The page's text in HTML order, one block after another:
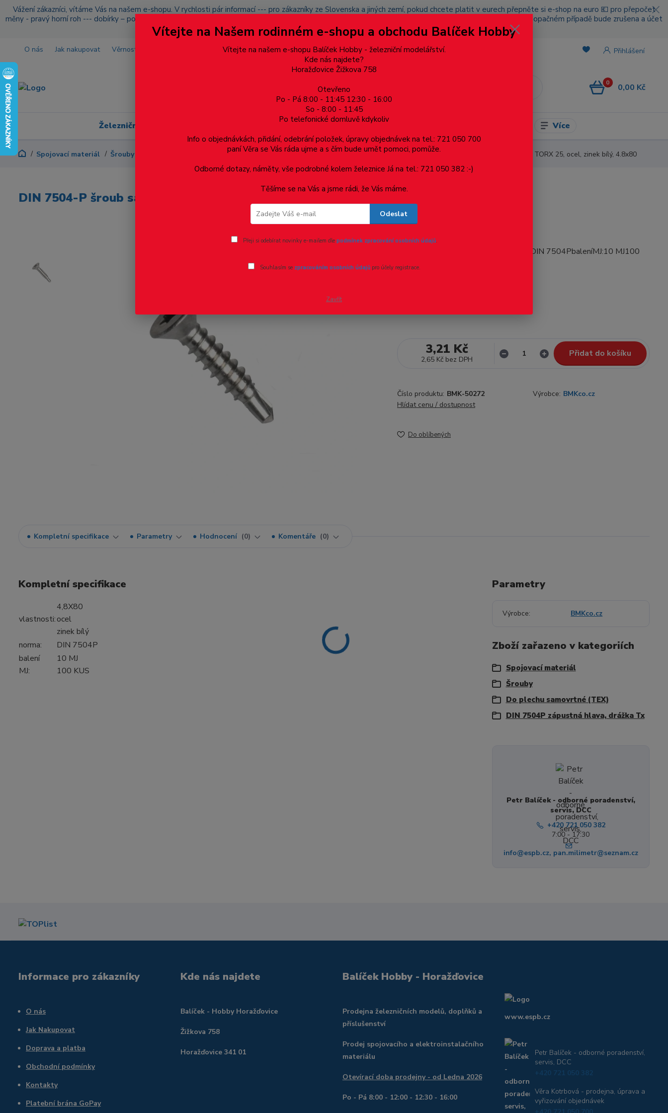
Vážení zákazníci, vítáme Vás na našem e-shopu. V rychlosti pár informací --- pro zákazníky ze Slovenska a jiných zemí, pokud chcete platit v eurech přepněte si e-shop na euro 💶 pro přepočet
měny - pravý horní roh --- dobírky – pokud si z nějakého důvodu zásilku nevyzvednete, bude po domluvě zaslána znovu s opětovnou platbou za poštovné, v opačném případě bude zrušena a účet
přidán na blacklist a rušeny následující objednávky.
O nás Jak nakupovat Věrnostní program Doprava a platba Více Přihlášení
0 0,00 Kč
Železniční modelářství Dárkové poukazy, upomínkové předměty Více
Spojovací materiál Šrouby Do plechu samovrtné (TEX) DIN 7504P zápustná hlava, drážka Tx DIN 7504-P šroub samovrtný, zápustná hlava, TORX 25, ocel, zinek bílý, 4.8x80
DIN 7504-P šroub samovrtný, zápustná hlava, TORX 25, ocel, zinek bílý, 4.8x80
Ohodnotit produkt
vlastnosti:4,8X80ocelzinek bílýnorma:DIN 7504PbaleníMJ:10 MJ100
KUScelý popis
3,21 Kč
2,65 Kč bez DPH
Přidat do košíku
Číslo produktu: BMK-50272 Výrobce: BMKco.cz
Hlídat cenu / dostupnost
Do oblíbených
Kompletní specifikace Parametry Hodnocení 0 Komentáře 0
Kompletní specifikace
vlastnosti:
4,8X80
ocel
zinek bílý
norma:
DIN 7504P
balení
MJ:
10 MJ
100 KUS
Parametry
Výrobce BMKco.cz
Zboží zařazeno v kategoriích
Spojovací materiál
Šrouby
Do plechu samovrtné (TEX)
DIN 7504P zápustná hlava, drážka Tx
Petr Balíček - odborné poradenství,
servis, DCC
+420 721 050 382
7:00 - 17:30
info@espb.cz, pan.milimetr@seznam.cz
Informace pro zákazníky
O nás
Jak Nakupovat
Doprava a platba
Obchodní podmínky
Kontakty
Platební brána GoPay
Kde nás najdete
Balíček - Hobby Horažďovice
Žižkova 758
Horažďovice 341 01
Balíček Hobby - Horažďovice
Prodejna železničních modelů, doplňků a
příslušenství
Prodej spojovacího a elektroinstalačního
materiálu
Otevírací doba prodejny - od Ledna 2026
Po - Pá 8:00 - 12:00 - 12:30 - 16:00
www.espb.cz
Petr Balíček - odborné poradenství,
servis, DCC
+420 721 050 382
Věra Kotrbová - prodejna, úprava a
vyřizování objednávek
Vítejte na Našem rodinném e-shopu a obchodu Balíček Hobby
Vítejte na našem e-shopu Balíček Hobby - železniční modelářství.
Kde nás najdete?
Horažďovice Žižkova 758
Otevřeno
Po - Pá 8:00 - 11:45 12:30 - 16:00
So - 8:00 - 11:45
Po telefonické domluvě kdykoliv
Info o objednávkách, přidání, odebrání položek, úpravy objednávek na tel.: 721 050 700
paní Věra se Vás ráda ujme a s čím bude umět pomoci, pomůže.
Odborné dotazy, náměty, vše podrobné kolem železnice Já na tel.: 721 050 382 :-)
Těšíme se na Vás a jsme rádi, že Vás máme.
Odeslat
Přeji si odebírat novinky e-mailem dle podmínek zpracování osobních údajů.
Souhlasím se zpracováním osobních údajůpro účely registrace.
Zavřít